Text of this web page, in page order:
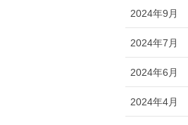
2024年9月
2024年7月
2024年6月
2024年4月